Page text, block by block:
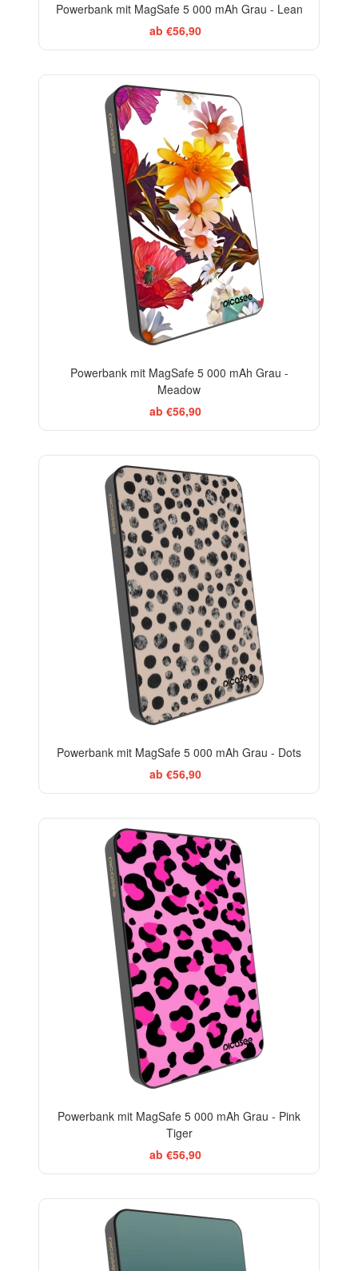
Powerbank mit MagSafe 5 000 mAh Grau - Lean
ab €56,90
Powerbank mit MagSafe 5 000 mAh Grau -
Meadow
ab €56,90
Powerbank mit MagSafe 5 000 mAh Grau - Dots
ab €56,90
Powerbank mit MagSafe 5 000 mAh Grau - Pink
Tiger
ab €56,90